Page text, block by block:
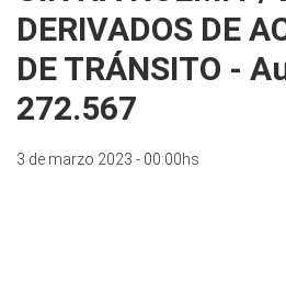
DERIVADOS DE
DE TRÁNSITO -
272.567
3 de marzo 2023 - 00:00hs